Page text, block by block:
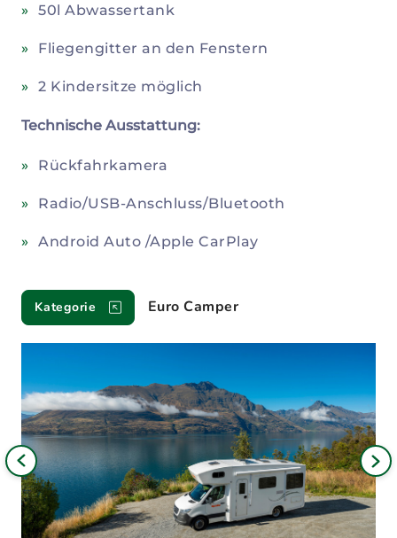
50l Abwassertank
Fliegengitter an den Fenstern
2 Kindersitze möglich
Technische Ausstattung:
Rückfahrkamera
Radio/USB-Anschluss/Bluetooth
Android Auto /Apple CarPlay
Kategorie Euro Camper